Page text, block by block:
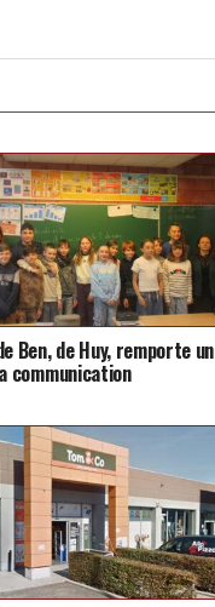
Ben, de Huy, remporte un
communication